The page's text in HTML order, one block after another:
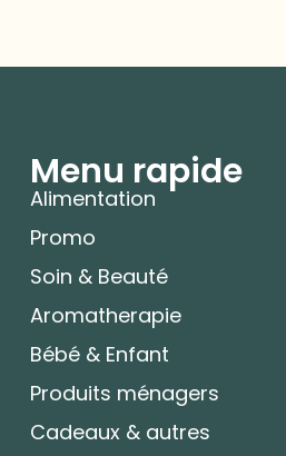
Menu rapide
Alimentation
Promo
Soin & Beauté
Aromatherapie
Bébé & Enfant
Produits ménagers
Cadeaux & autres